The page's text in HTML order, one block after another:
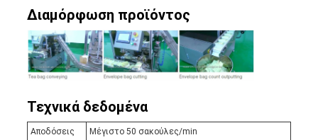
Διαμόρφωση προϊόντος
Τεχνικά δεδομένα
Αποδόσεις
Μέγιστο 50 σακούλες/min